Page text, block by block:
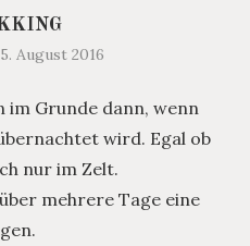
5. August 2016
im Grunde dann, wenn
wird. Egal ob
nur im Zelt.
mehrere Tage eine